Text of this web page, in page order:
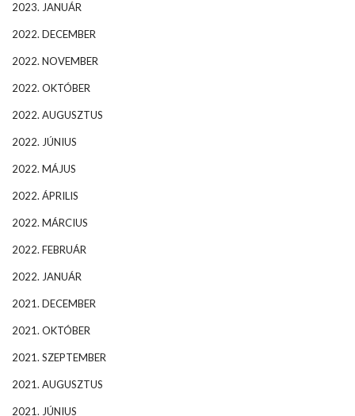
2023. JANUÁR
2022. DECEMBER
2022. NOVEMBER
2022. OKTÓBER
2022. AUGUSZTUS
2022. JÚNIUS
2022. MÁJUS
2022. ÁPRILIS
2022. MÁRCIUS
2022. FEBRUÁR
2022. JANUÁR
2021. DECEMBER
2021. OKTÓBER
2021. SZEPTEMBER
2021. AUGUSZTUS
2021. JÚNIUS